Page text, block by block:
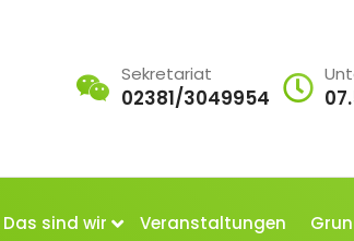
Sekretariat
02381/3049954
Das sind wir Veranstaltungen